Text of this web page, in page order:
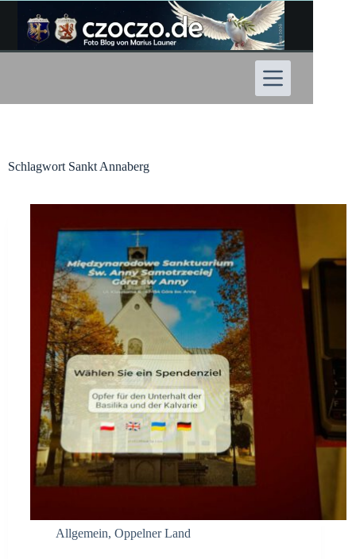
Inhalt
springen
Schlagwort Sankt Annaberg
Allgemein, Oppelner Land